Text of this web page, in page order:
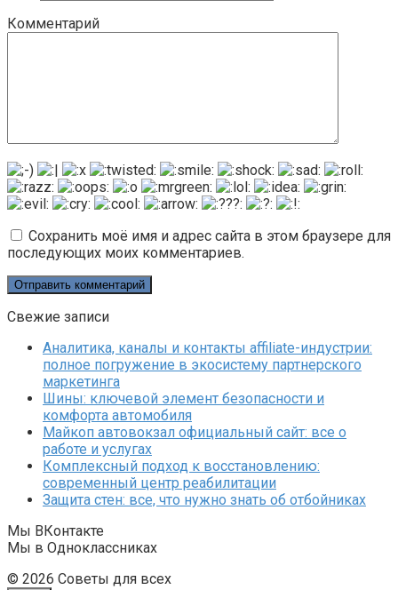
Комментарий
Сохранить моё имя и адрес сайта в этом браузере для
последующих моих комментариев.
Свежие записи
Аналитика, каналы и контакты affiliate-индустрии:
полное погружение в экосистему партнерского
маркетинга
Шины: ключевой элемент безопасности и
комфорта автомобиля
Майкоп автовокзал официальный сайт: все о
работе и услугах
Комплексный подход к восстановлению:
современный центр реабилитации
Защита стен: все, что нужно знать об отбойниках
Мы ВКонтакте
Мы в Одноклассниках
© 2026 Советы для всех